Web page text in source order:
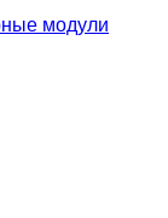
модули